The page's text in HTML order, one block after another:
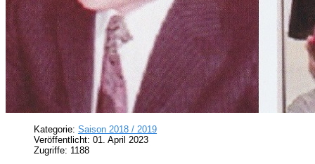
Kategorie: Saison 2018 / 2019
Veröffentlicht: 01. April 2023
Zugriffe: 1188